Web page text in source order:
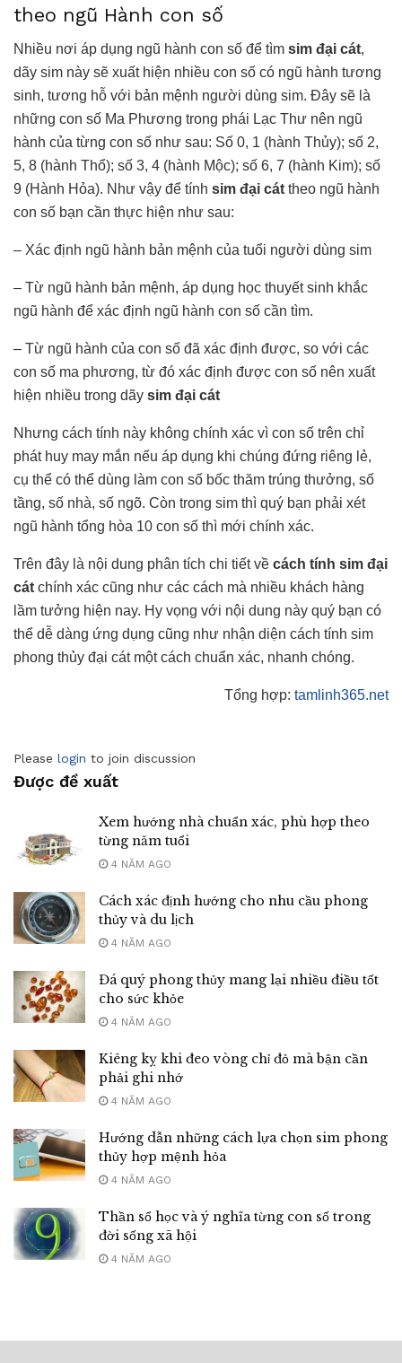
theo ngũ Hành con số
Nhiều nơi áp dụng ngũ hành con số để tìm sim đại cát,
dãy sim này sẽ xuất hiện nhiều con số có ngũ hành tương
sinh, tương hỗ với bản mệnh người dùng sim. Đây sẽ là
những con số Ma Phương trong phái Lạc Thư nên ngũ
hành của từng con số như sau: Số 0, 1 (hành Thủy); số 2,
5, 8 (hành Thổ); số 3, 4 (hành Mộc); số 6, 7 (hành Kim); số
9 (Hành Hỏa). Như vậy để tính sim đại cát theo ngũ hành
con số bạn cần thực hiện như sau:
– Xác định ngũ hành bản mệnh của tuổi người dùng sim
– Từ ngũ hành bản mệnh, áp dụng học thuyết sinh khắc
ngũ hành để xác định ngũ hành con số cần tìm.
– Từ ngũ hành của con số đã xác định được, so với các
con số ma phương, từ đó xác định được con số nên xuất
hiện nhiều trong dãy sim đại cát
Nhưng cách tính này không chính xác vì con số trên chỉ
phát huy may mắn nếu áp dụng khi chúng đứng riêng lẻ,
cụ thể có thể dùng làm con số bốc thăm trúng thưởng, số
tầng, số nhà, số ngõ. Còn trong sim thì quý bạn phải xét
ngũ hành tổng hòa 10 con số thì mới chính xác.
Trên đây là nội dung phân tích chi tiết về cách tính sim đại
cát chính xác cũng như các cách mà nhiều khách hàng
lầm tưởng hiện nay. Hy vọng với nội dung này quý bạn có
thể dễ dàng ứng dụng cũng như nhận diện cách tính sim
phong thủy đại cát một cách chuẩn xác, nhanh chóng.
Tổng hợp: tamlinh365.net
Please login to join discussion
Được đề xuất
Xem hướng nhà chuẩn xác, phù hợp theo
từng năm tuổi
4 NĂM AGO
Cách xác định hướng cho nhu cầu phong
thủy và du lịch
4 NĂM AGO
Đá quý phong thủy mang lại nhiều điều tốt
cho sức khỏe
4 NĂM AGO
Kiêng kỵ khi đeo vòng chỉ đỏ mà bận cần
phải ghi nhớ
4 NĂM AGO
Hướng dẫn những cách lựa chọn sim phong
thủy hợp mệnh hỏa
4 NĂM AGO
Thần số học và ý nghĩa từng con số trong
đời sống xã hội
4 NĂM AGO